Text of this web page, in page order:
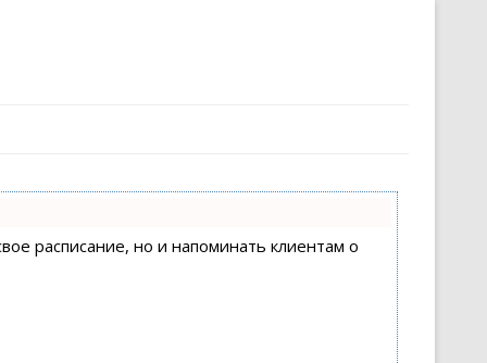
расписание, но и напоминать клиентам о